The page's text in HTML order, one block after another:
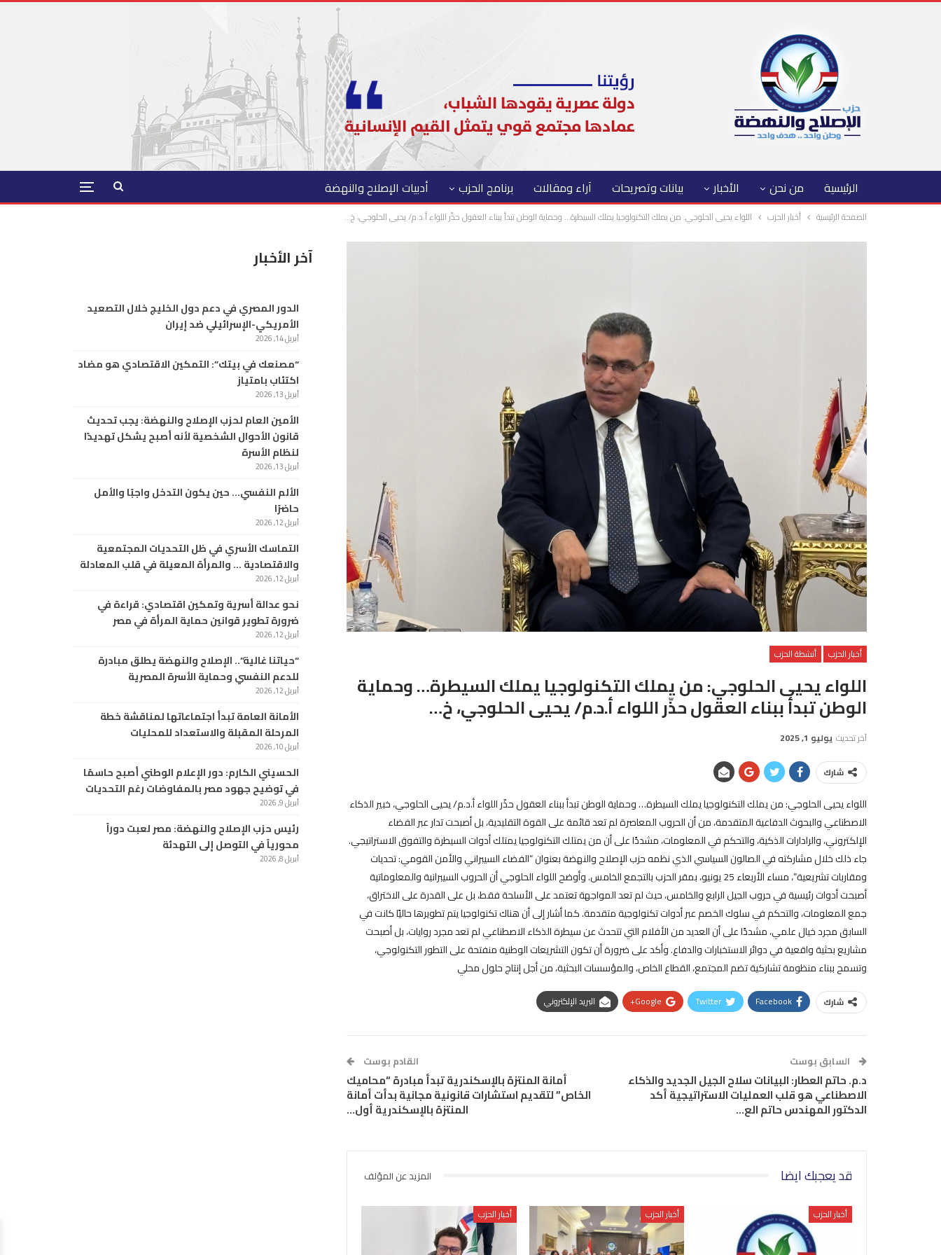
الرئيسية من نحن الأخبار بيانات وتصريحات آراء ومقالات برنامج الحزب أدبيات الإصلاح والنهضة
الصفحة الرئيسية أخبار الحزب اللواء يحيى الحلوجي: من يملك التكنولوجيا يملك السيطرة… وحماية الوطن تبدأ ببناء العقول حذّر اللواء أ.د.م/ يحيى الحلوجي، خ…
أخبار الحزب أنشطة الحزب
اللواء يحيى الحلوجي: من يملك التكنولوجيا يملك السيطرة… وحماية
الوطن تبدأ ببناء العقول حذّر اللواء أ.د.م/ يحيى الحلوجي، خ…
آخر تحديث يوليو 1, 2025
شارك
اللواء يحيى الحلوجي: من يملك التكنولوجيا يملك السيطرة… وحماية الوطن تبدأ ببناء العقول حذّر اللواء أ.د.م/ يحيى الحلوجي، خبير الذكاء
الاصطناعي والبحوث الدفاعية المتقدمة، من أن الحروب المعاصرة لم تعد قائمة على القوة التقليدية، بل أصبحت تدار عبر الفضاء
الإلكتروني، والرادارات الذكية، والتحكم في المعلومات، مشددًا على أن من يمتلك التكنولوجيا يمتلك أدوات السيطرة والتفوق الاستراتيجي.
جاء ذلك خلال مشاركته في الصالون السياسي الذي نظمه حزب الإصلاح والنهضة بعنوان “الفضاء السيبراني والأمن القومي: تحديات
ومقاربات تشريعية”، مساء الأربعاء 25 يونيو، بمقر الحزب بالتجمع الخامس. وأوضح اللواء الحلوجي أن الحروب السيبرانية والمعلوماتية
أصبحت أدوات رئيسية في حروب الجيل الرابع والخامس، حيث لم تعد المواجهة تعتمد على الأسلحة فقط، بل على القدرة على الاختراق،
جمع المعلومات، والتحكم في سلوك الخصم عبر أدوات تكنولوجية متقدمة. كما أشار إلى أن هناك تكنولوجيا يتم تطويرها حاليًا كانت في
السابق مجرد خيال علمي، مشددًا على أن العديد من الأفلام التي تتحدث عن سيطرة الذكاء الاصطناعي لم تعد مجرد روايات، بل أصبحت
مشاريع بحثية واقعية في دوائر الاستخبارات والدفاع. وأكد على ضرورة أن تكون التشريعات الوطنية منفتحة على التطور التكنولوجي،
وتسمح ببناء منظومة تشاركية تضم المجتمع، القطاع الخاص، والمؤسسات البحثية، من أجل إنتاج حلول محلي
شارك Facebook
Twitter
Google+ البريد الإلكتروني
السابق بوست
د.م. حاتم العطار: البيانات سلاح الجيل الجديد والذكاء
الاصطناعي هو قلب العمليات الاستراتيجية أكد
الدكتور المهندس حاتم الع…
القادم بوست
أمانة المنتزة بالإسكندرية تبدأ مبادرة “محاميك
الخاص” لتقديم استشارات قانونية مجانية بدأت أمانة
المنتزة بالإسكندرية أول…
قد يعجبك ايضا المزيد عن المؤلف
أخبار الحزب أخبار الحزب أخبار الحزب
آخر الأخبار
الدور المصري في دعم دول الخليج خلال التصعيد
الأمريكي-الإسرائيلي ضد إيران
أبريل 14, 2026
“مصنعك في بيتك”: التمكين الاقتصادي هو مضاد
اكتئاب بامتياز
أبريل 13, 2026
الأمين العام لحزب الإصلاح والنهضة: يجب تحديث
قانون الأحوال الشخصية لأنه أصبح يشكل تهديدًا
لنظام الأسرة
أبريل 13, 2026
الألم النفسي… حين يكون التدخل واجبًا والأمل
حاضرًا
أبريل 12, 2026
التماسك الأسري في ظل التحديات المجتمعية
والاقتصادية … والمرأة المعيلة في قلب المعادلة
أبريل 12, 2026
نحو عدالة أسرية وتمكين اقتصادي: قراءة في
ضرورة تطوير قوانين حماية المرأة في مصر
أبريل 12, 2026
“حياتنا غالية”.. الإصلاح والنهضة يطلق مبادرة
للدعم النفسي وحماية الأسرة المصرية
أبريل 12, 2026
الأمانة العامة تبدأ اجتماعاتها لمناقشة خطة
المرحلة المقبلة والاستعداد للمحليات
أبريل 10, 2026
الحسيني الكارم: دور الإعلام الوطني أصبح حاسمًا
في توضيح جهود مصر بالمفاوضات رغم التحديات
أبريل 9, 2026
رئيس حزب الإصلاح والنهضة: مصر لعبت دوراً
محورياً في التوصل إلى التهدئة
أبريل 8, 2026